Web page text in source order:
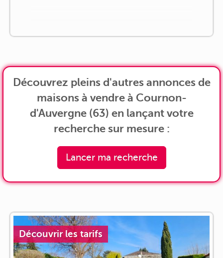
Découvrez pleins d'autres annonces de
maisons à vendre à Cournon-
d'Auvergne (63) en lançant votre
recherche sur mesure :
Lancer ma recherche
Découvrir les tarifs